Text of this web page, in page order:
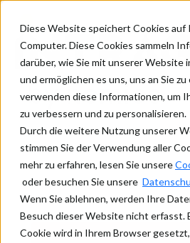
Diese Website speichert Cookies auf
Computer. Diese Cookies sammeln
darüber, wie Sie mit unserer Website
und ermöglichen es uns, uns an Sie
verwenden diese Informationen, um
zu verbessern und zu personalisieren.
Durch die weitere Nutzung unserer
stimmen Sie der Verwendung aller
mehr zu erfahren, lesen Sie unsere
oder besuchen Sie unsere
Wenn Sie ablehnen, werden Ihre
Besuch dieser Website nicht erfasst.
Cookie wird in Ihrem Browser
PRIVILEGED ACCESS